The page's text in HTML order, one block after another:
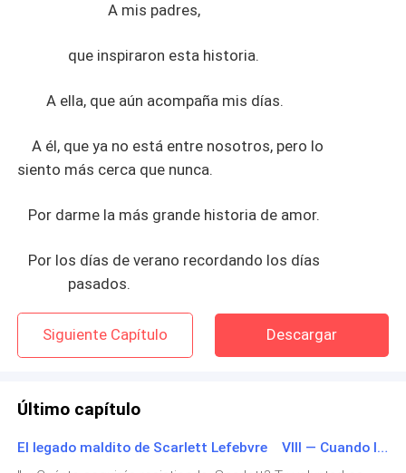
A mis padres,
que inspiraron esta historia.
A ella, que aún acompaña mis días.
A él, que ya no está entre nosotros, pero lo
siento más cerca que nunca.
Por darme la más grande historia de amor.
Por los días de verano recordando los días
pasados.
Desplegar
Siguiente Capítulo Descargar
Último capítulo
El legado maldito de Scarlett Lefebvre VIII — Cuando las maldiciones se despiertan.